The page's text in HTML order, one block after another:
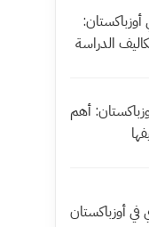
أهم
أوزباكستان